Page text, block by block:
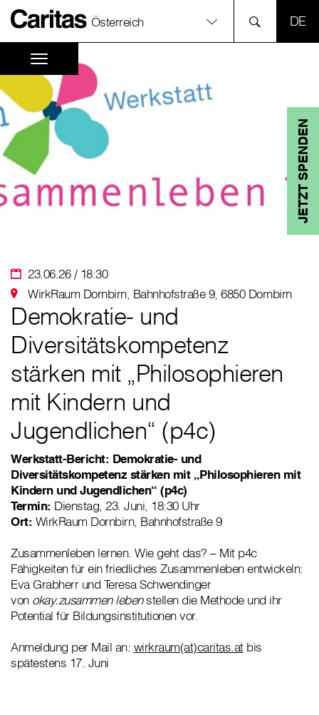
Österreich
JETZT SPENDEN
23.06.26 / 18:30
WirkRaum Dornbirn, Bahnhofstraße 9, 6850 Dornbirn
Demokratie- und
Diversitätskompetenz
stärken mit „Philosophieren
mit Kindern und
Jugendlichen“ (p4c)
Werkstatt-Bericht: Demokratie- und
Diversitätskompetenz stärken mit „Philosophieren mit
Kindern und Jugendlichen“ (p4c)
Termin: Dienstag, 23. Juni, 18:30 Uhr
Ort: WirkRaum Dornbirn, Bahnhofstraße 9
Zusammenleben lernen. Wie geht das? – Mit p4c
Fähigkeiten für ein friedliches Zusammenleben entwickeln:
Eva Grabherr und Teresa Schwendinger
von okay.zusammen lebenstellen die Methode und ihr
Potential für Bildungsinstitutionen vor.
Anmeldung per Mail an: wirkraum(at)caritas.atbis
spätestens 17. Juni